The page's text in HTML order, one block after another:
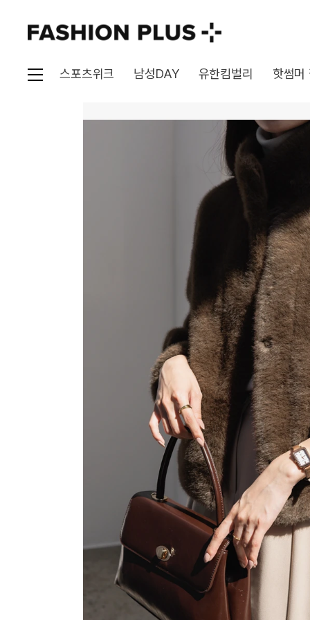
스포츠위크 남성DAY 유한킴벌리 핫썸머